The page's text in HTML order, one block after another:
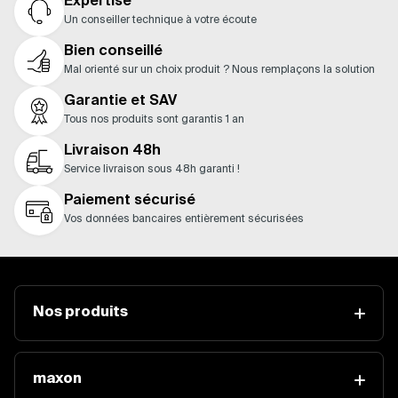
Un conseiller technique à votre écoute
Bien conseillé
Mal orienté sur un choix produit ? Nous remplaçons la solution
Garantie et SAV
Tous nos produits sont garantis 1 an
Livraison 48h
Service livraison sous 48h garanti !
Paiement sécurisé
Vos données bancaires entièrement sécurisées
Nos produits
maxon